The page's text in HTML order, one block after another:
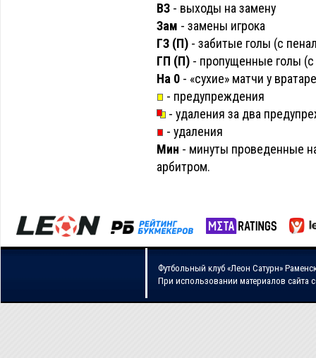
ВЗ - выходы на замену
Зам - замены игрока
ГЗ (П) - забитые голы (с
ГП (П) - пропущенные голы (с
На 0 - «сухие» матчи у
- предупреждения
- удаления за два
- удаления
Мин - минуты проведенные
арбитром.
Футбольный клуб «Леон Сатурн»
При использовании материалов сайта